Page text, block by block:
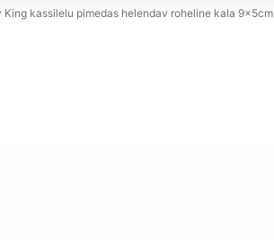
King kassilelu pimedas helendav roheline kala 9x5cm